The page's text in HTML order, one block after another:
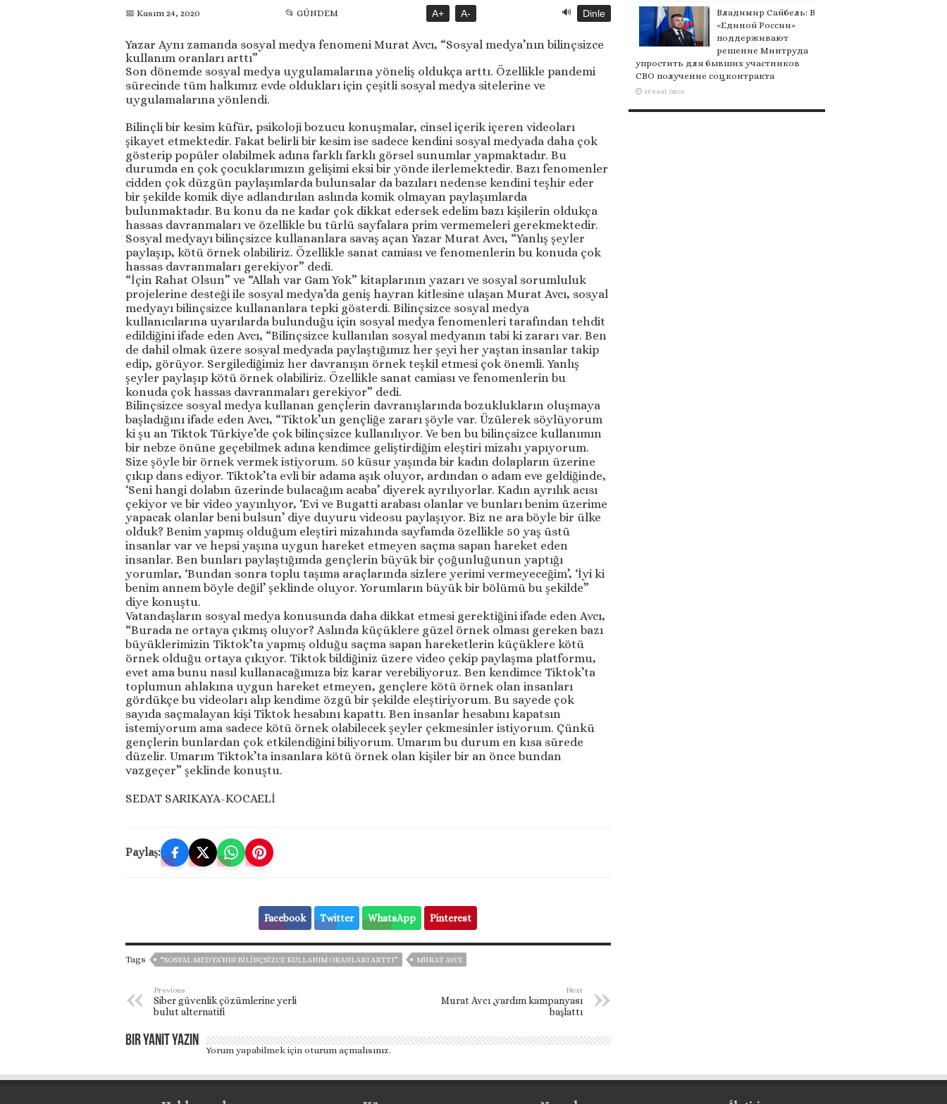
📅 Kasım 24, 2020 📂 GÜNDEM A+ A- 🔊 Dinle
Yazar Aynı zamanda sosyal medya fenomeni Murat Avcı, “Sosyal medya’nın bilinçsizce
kullanım oranları arttı”
Son dönemde sosyal medya uygulamalarına yöneliş oldukça arttı. Özellikle pandemi
sürecinde tüm halkımız evde oldukları için çeşitli sosyal medya sitelerine ve
uygulamalarına yönlendi.
Bilinçli bir kesim küfür, psikoloji bozucu konuşmalar, cinsel içerik içeren videoları
şikayet etmektedir. Fakat belirli bir kesim ise sadece kendini sosyal medyada daha çok
gösterip popüler olabilmek adına farklı farklı görsel sunumlar yapmaktadır. Bu
durumda en çok çocuklarımızın gelişimi eksi bir yönde ilerlemektedir. Bazı fenomenler
cidden çok düzgün paylaşımlarda bulunsalar da bazıları nedense kendini teşhir eder
bir şekilde komik diye adlandırılan aslında komik olmayan paylaşımlarda
bulunmaktadır. Bu konu da ne kadar çok dikkat edersek edelim bazı kişilerin oldukça
hassas davranmaları ve özellikle bu türlü sayfalara prim vermemeleri gerekmektedir.
Sosyal medyayı bilinçsizce kullananlara savaş açan Yazar Murat Avcı, “Yanlış şeyler
paylaşıp, kötü örnek olabiliriz. Özellikle sanat camiası ve fenomenlerin bu konuda çok
hassas davranmaları gerekiyor” dedi.
“İçin Rahat Olsun” ve “Allah var Gam Yok” kitaplarının yazarı ve sosyal sorumluluk
projelerine desteği ile sosyal medya’da geniş hayran kitlesine ulaşan Murat Avcı, sosyal
medyayı bilinçsizce kullananlara tepki gösterdi. Bilinçsizce sosyal medya
kullanıcılarına uyarılarda bulunduğu için sosyal medya fenomenleri tarafından tehdit
edildiğini ifade eden Avcı, “Bilinçsizce kullanılan sosyal medyanın tabi ki zararı var. Ben
de dahil olmak üzere sosyal medyada paylaştığımız her şeyi her yaştan insanlar takip
edip, görüyor. Sergilediğimiz her davranışın örnek teşkil etmesi çok önemli. Yanlış
şeyler paylaşıp kötü örnek olabiliriz. Özellikle sanat camiası ve fenomenlerin bu
konuda çok hassas davranmaları gerekiyor” dedi.
Bilinçsizce sosyal medya kullanan gençlerin davranışlarında bozuklukların oluşmaya
başladığını ifade eden Avcı, “Tiktok’un gençliğe zararı şöyle var. Üzülerek söylüyorum
ki şu an Tiktok Türkiye’de çok bilinçsizce kullanılıyor. Ve ben bu bilinçsizce kullanımın
bir nebze önüne geçebilmek adına kendimce geliştirdiğim eleştiri mizahı yapıyorum.
Size şöyle bir örnek vermek istiyorum. 50 küsur yaşında bir kadın dolapların üzerine
çıkıp dans ediyor. Tiktok’ta evli bir adama aşık oluyor, ardından o adam eve geldiğinde,
‘Seni hangi dolabın üzerinde bulacağım acaba’ diyerek ayrılıyorlar. Kadın ayrılık acısı
çekiyor ve bir video yayınlıyor, ‘Evi ve Bugatti arabası olanlar ve bunları benim üzerime
yapacak olanlar beni bulsun’ diye duyuru videosu paylaşıyor. Biz ne ara böyle bir ülke
olduk? Benim yapmış olduğum eleştiri mizahında sayfamda özellikle 50 yaş üstü
insanlar var ve hepsi yaşına uygun hareket etmeyen saçma sapan hareket eden
insanlar. Ben bunları paylaştığımda gençlerin büyük bir çoğunluğunun yaptığı
yorumlar, ‘Bundan sonra toplu taşıma araçlarında sizlere yerimi vermeyeceğim’, ‘İyi ki
benim annem böyle değil’ şeklinde oluyor. Yorumların büyük bir bölümü bu şekilde”
diye konuştu.
Vatandaşların sosyal medya konusunda daha dikkat etmesi gerektiğini ifade eden Avcı,
“Burada ne ortaya çıkmış oluyor? Aslında küçüklere güzel örnek olması gereken bazı
büyüklerimizin Tiktok’ta yapmış olduğu saçma sapan hareketlerin küçüklere kötü
örnek olduğu ortaya çıkıyor. Tiktok bildiğiniz üzere video çekip paylaşma platformu,
evet ama bunu nasıl kullanacağımıza biz karar verebiliyoruz. Ben kendimce Tiktok’ta
toplumun ahlakına uygun hareket etmeyen, gençlere kötü örnek olan insanları
gördükçe bu videoları alıp kendime özgü bir şekilde eleştiriyorum. Bu sayede çok
sayıda saçmalayan kişi Tiktok hesabını kapattı. Ben insanlar hesabını kapatsın
istemiyorum ama sadece kötü örnek olabilecek şeyler çekmesinler istiyorum. Çünkü
gençlerin bunlardan çok etkilendiğini biliyorum. Umarım bu durum en kısa sürede
düzelir. Umarım Tiktok’ta insanlara kötü örnek olan kişiler bir an önce bundan
vazgeçer” şeklinde konuştu.
SEDAT SARIKAYA-KOCAELİ
Paylaş:
Facebook Twitter WhatsApp Pinterest
Tags “SOSYAL MEDYA’NIN BILINÇSIZCE KULLANIM ORANLARI ARTTI” MURAT AVCI
Previous
Siber güvenlik çözümlerine yerli
bulut alternatifi
Next
Murat Avcı ,yardım kampanyası
başlattı
Bir yanıt yazın
Yorum yapabilmek için oturum açmalısınız.
Владимир Сайбель: В
«Единой России»
поддерживают
решение Минтруда
упростить для бывших участников
СВО получение соцконтракта
14 saat önce